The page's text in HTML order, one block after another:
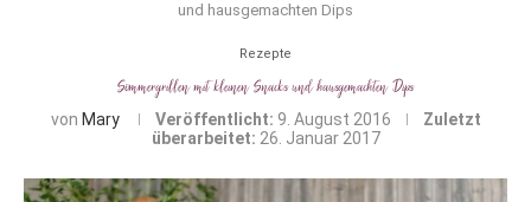
und hausgemachten Dips
Rezepte
Sommergrillen mit kleinen Snacks und hausgemachten Dips
von Mary Veröffentlicht: 9. August 2016
Zuletzt
überarbeitet: 26. Januar 2017